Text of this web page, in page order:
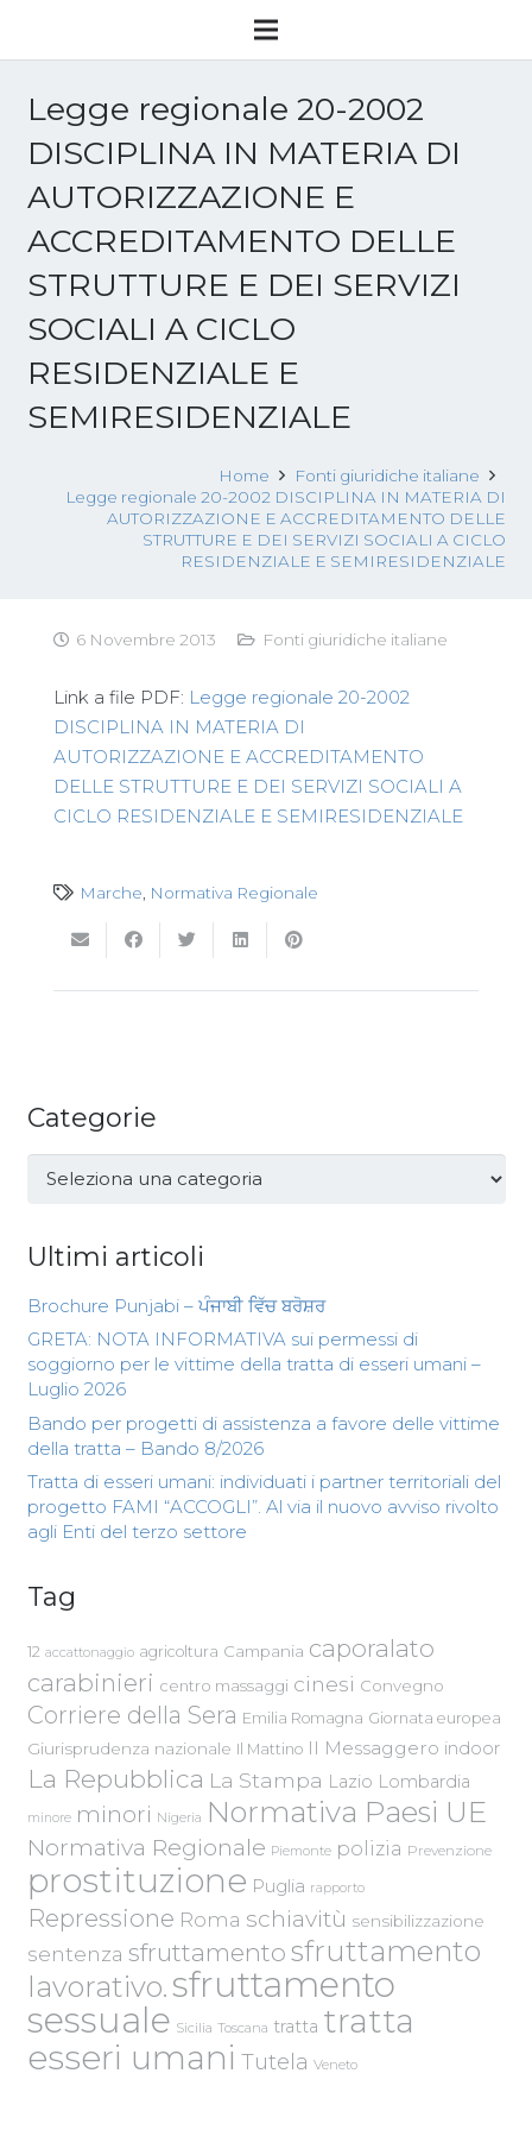
Legge regionale 20-2002
DISCIPLINA IN MATERIA DI
AUTORIZZAZIONE E
ACCREDITAMENTO DELLE
STRUTTURE E DEI SERVIZI
SOCIALI A CICLO
RESIDENZIALE E
SEMIRESIDENZIALE
Home
Fonti giuridiche italiane
Legge regionale 20-2002 DISCIPLINA IN MATERIA DI
AUTORIZZAZIONE E ACCREDITAMENTO DELLE
STRUTTURE E DEI SERVIZI SOCIALI A CICLO
RESIDENZIALE E SEMIRESIDENZIALE
6 Novembre 2013 Fonti giuridiche italiane
Link a file PDF: Legge regionale 20-2002
DISCIPLINA IN MATERIA DI
AUTORIZZAZIONE E ACCREDITAMENTO
DELLE STRUTTURE E DEI SERVIZI SOCIALI A
CICLO RESIDENZIALE E SEMIRESIDENZIALE
Marche Normativa Regionale
Categorie
Categorie
Ultimi articoli
Brochure Punjabi – ਪੰਜਾਬੀ ਵਿੱਚ ਬਰੋਸ਼ਰ
GRETA: NOTA INFORMATIVA sui permessi di
soggiorno per le vittime della tratta di esseri umani –
Luglio 2026
Bando per progetti di assistenza a favore delle vittime
della tratta – Bando 8/2026
Tratta di esseri umani: individuati i partner territoriali del
progetto FAMI “ACCOGLI”. Al via il nuovo avviso rivolto
agli Enti del terzo settore
Tag
12 accattonaggio agricoltura Campania caporalato
carabinieri centro massaggi cinesi Convegno
Corriere della Sera Emilia Romagna Giornata europea
Giurisprudenza nazionale Il Mattino Il Messaggero indoor
La Repubblica La Stampa Lazio Lombardia
minore minori Nigeria Normativa Paesi UE
Normativa Regionale Piemonte polizia Prevenzione
prostituzione Puglia rapporto
Repressione Roma schiavitù sensibilizzazione
sentenza sfruttamento sfruttamento
lavorativo.sfruttamento
sessuale Sicilia Toscana tratta tratta
esseri umani Tutela Veneto